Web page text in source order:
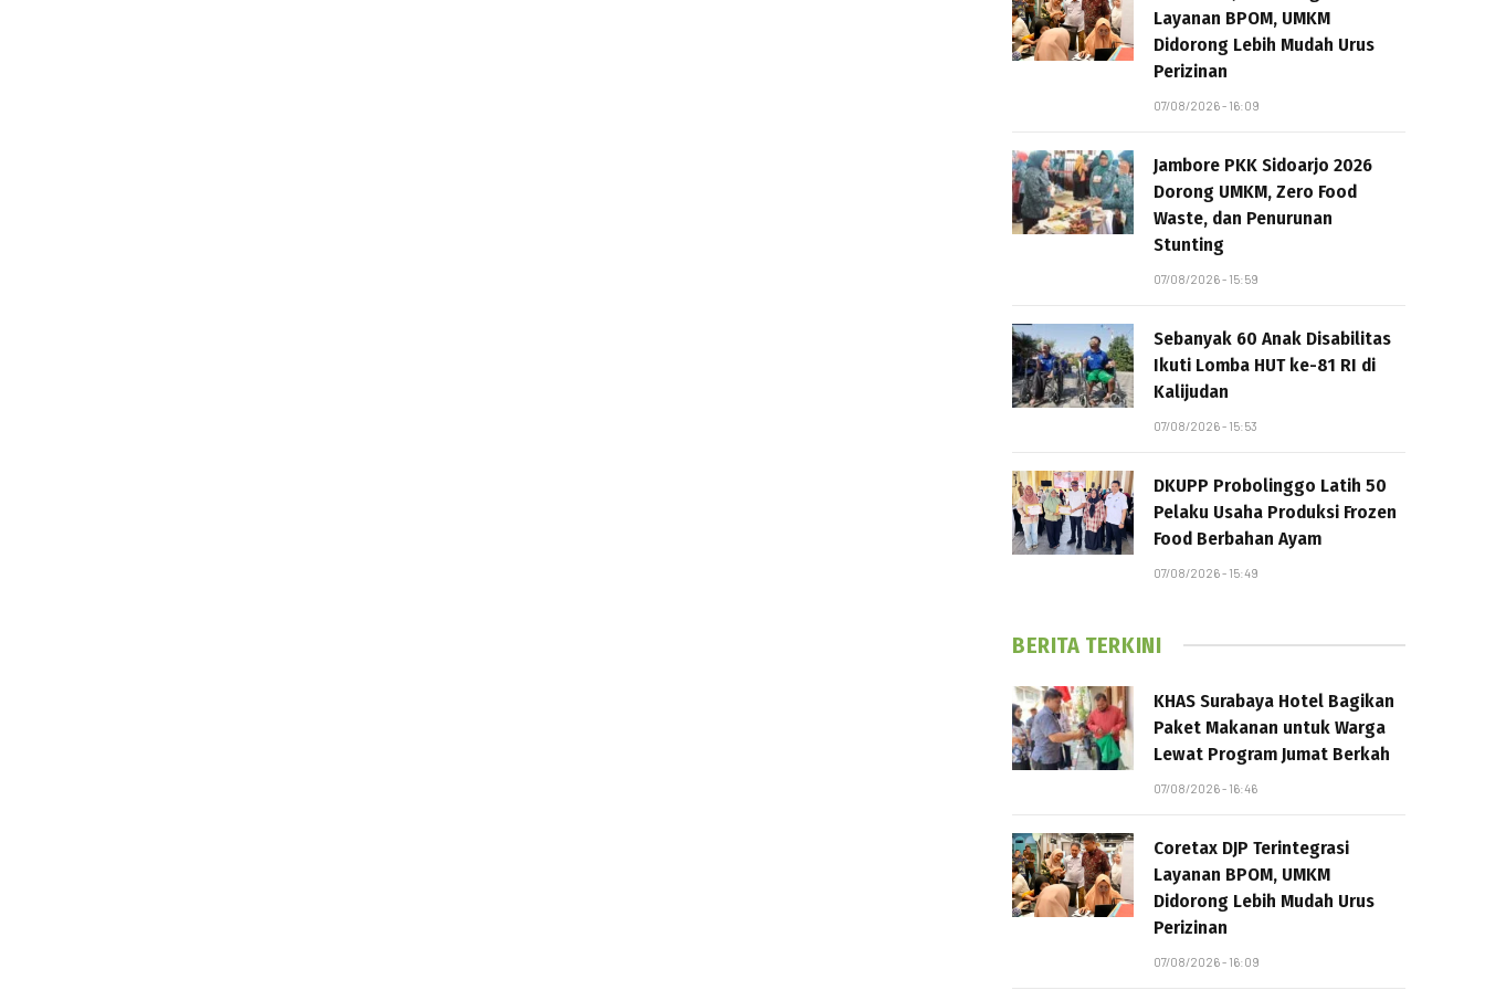
Layanan BPOM, UMKM
Didorong Lebih Mudah Urus
Perizinan
07/08/2026 - 16:09
Jambore PKK Sidoarjo 2026
Dorong UMKM, Zero Food
Waste, dan Penurunan
Stunting
07/08/2026 - 15:59
Sebanyak 60 Anak Disabilitas
Ikuti Lomba HUT ke-81 RI di
Kalijudan
07/08/2026 - 15:53
DKUPP Probolinggo Latih 50
Pelaku Usaha Produksi Frozen
Food Berbahan Ayam
07/08/2026 - 15:49
BERITA TERKINI
KHAS Surabaya Hotel Bagikan
Paket Makanan untuk Warga
Lewat Program Jumat Berkah
07/08/2026 - 16:46
Coretax DJP Terintegrasi
Layanan BPOM, UMKM
Didorong Lebih Mudah Urus
Perizinan
07/08/2026 - 16:09